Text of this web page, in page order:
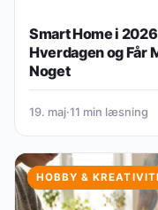
Smart Home i
Hverdagen og Får
Noget
19. maj·11 min læsning
HOBBY &